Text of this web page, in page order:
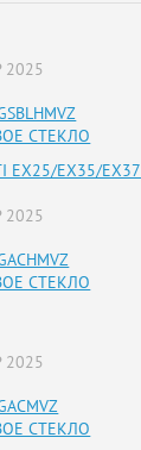
2025
СТЕКЛО
EX25/EX35/EX37
2025
СТЕКЛО
2025
СТЕКЛО